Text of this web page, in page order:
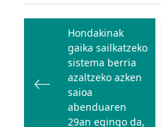
Bidalketetan
zehar
nabigatu
Hondakinak
gaika sailkatzeko
sistema berria
azaltzeko azken
saioa
abenduaren
29an egingo da,